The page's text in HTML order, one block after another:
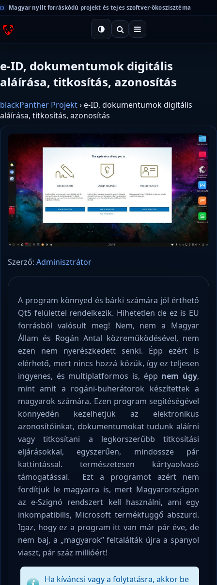
Magyar nyílt forráskódú projekt és tejes szoftver-ökoszisztéma
e-ID, dokumentumok digitális
aláírása, titkosítás, azonosítás
blackPanther Projekt›e-ID, dokumentumok digitális
aláírása, titkosítás, azonosítás
Szerző: Adminisztrátor
A program könnyed és bárki számára jól érthető
Qt5 felülettel rendelkezik. Hihetetlen de ez is EU
forrásból valósult meg! Nem, nem a Magyar
Állam és Rogán Antal közreműködésével, nem
ezen nem nyerészkedett senki. Épp ezért is
elérhető, mert nincs hozzá közük, így ez teljesen
ingyenes, és multiplatformos is, épp nem úgy,
mint amit a rogáni-buherátorok készítettek a
magyarok számára. Ezen program segítéségével
könnyedén kezelhetjük az elektronikus
azonosítóinkat, dokumentumokat tudunk aláírni
vagy titkosítani a legkorszerűbb titkosítási
eljárásokkal, egyszerűen, mindössze pár
kattintással. természetesen kártyaolvasó
támogatással. Ezt a programot azért nem
fordítjuk le magyarra is, mert Magyarországon
az e-Szignó rendszert kell használni, ami egy
inkompatibilis, Microsoft termékfüggő abszurd.
Igaz, hogy ez a program itt van már pár éve, de
nem baj, a „magyarok” feltalálták újra a spanyol
viaszt, pár száz millióért!
Ha kíváncsi vagy a folytatásra, akkor be